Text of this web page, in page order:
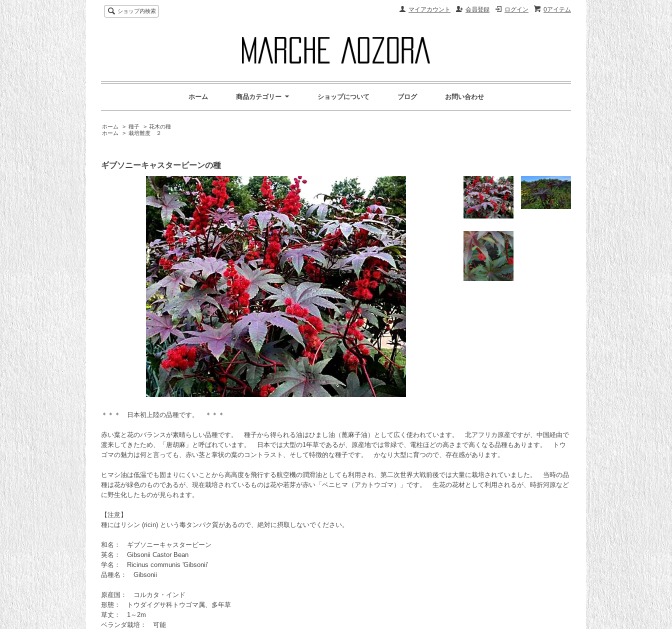
0アイテム
ログイン
会員登録
マイアカウント
ショップ内検索
ホーム 商品カテゴリー ショップについて ブログ お問い合わせ
ホーム > 種子 > 花木の種
ホーム
> 栽培難度 ２
ギブソニーキャスタービーンの種
＊＊＊ 日本初上陸の品種です。 ＊＊＊
赤い葉と花のバランスが素晴らしい品種です。 種子から得られる油はひまし油（蓖麻子油）として広く使われています。 北アフリカ原産ですが、中国経由で
渡来してきたため、「唐胡麻」と呼ばれています。 日本では大型の1年草であるが、原産地では常緑で、電柱ほどの高さまで高くなる品種もあります。 トウ
ゴマの魅力は何と言っても、赤い茎と掌状の葉のコントラスト、そして特徴的な種子です。 かなり大型に育つので、存在感があります。
ヒマシ油は低温でも固まりにくいことから高高度を飛行する航空機の潤滑油としても利用され、第二次世界大戦前後では大量に栽培されていました。 当時の品
種は花が緑色のものであるが、現在栽培されているものは花や若芽が赤い「ベニヒマ（アカトウゴマ）」です。 生花の花材として利用されるが、時折河原など
に野生化したものが見られます。
【注意】
種にはリシン (ricin) という毒タンパク質があるので、絶対に摂取しないでください。
和名： ギブソニーキャスタービーン
英名： Gibsonii Castor Bean
学名： Ricinus communis 'Gibsonii'
品種名： Gibsonii
原産国： コルカタ・インド
形態： トウダイグサ科トウゴマ属、多年草
草丈： 1～2m
ベランダ栽培： 可能